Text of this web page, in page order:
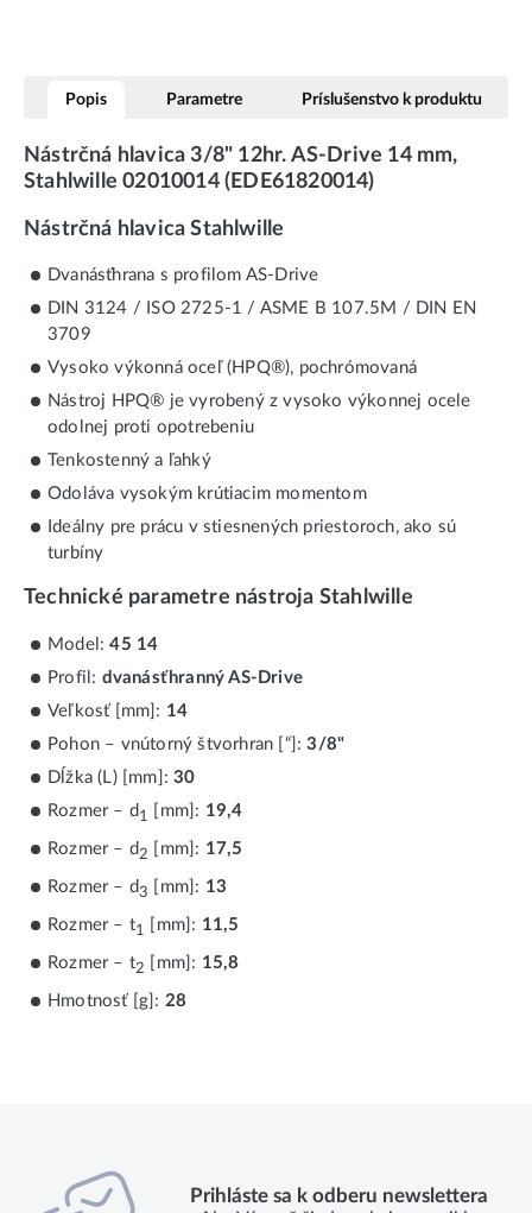
Popis Parametre Príslušenstvo k produktu
Nástrčná hlavica 3/8" 12hr. AS-Drive 14 mm,
Stahlwille 02010014 (EDE61820014)
Nástrčná hlavica Stahlwille
Dvanásťhrana s profilom AS-Drive
DIN 3124 / ISO 2725-1 / ASME B 107.5M / DIN EN
3709
Vysoko výkonná oceľ (HPQ®), pochrómovaná
Nástroj HPQ® je vyrobený z vysoko výkonnej ocele
odolnej proti opotrebeniu
Tenkostenný a ľahký
Odoláva vysokým krútiacim momentom
Ideálny pre prácu v stiesnených priestoroch, ako sú
turbíny
Technické parametre nástroja Stahlwille
Model:45 14
Profil: dvanásťhranný AS-Drive
Veľkosť [mm]: 14
Pohon – vnútorný štvorhran [“]:3/8"
Dĺžka (L) [mm]:30
Rozmer – d1 [mm]: 19,4
Rozmer – d2 [mm]: 17,5
Rozmer – d3 [mm]: 13
Rozmer – t1 [mm]: 11,5
Rozmer – t2 [mm]: 15,8
Hmotnosť [g]: 28
Prihláste sa k odberu newslettera